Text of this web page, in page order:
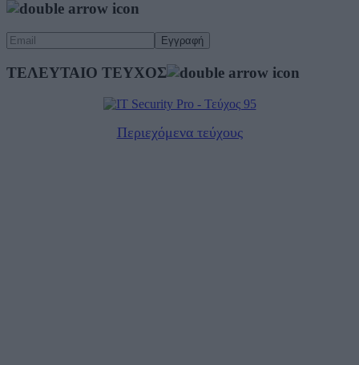
ΤΕΛΕΥΤΑΙΟ ΤΕΥΧΟΣ
Περιεχόμενα τεύχους